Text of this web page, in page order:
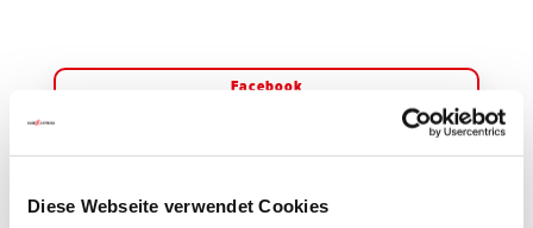
Diese Webseite verwendet Cookies
Facebook